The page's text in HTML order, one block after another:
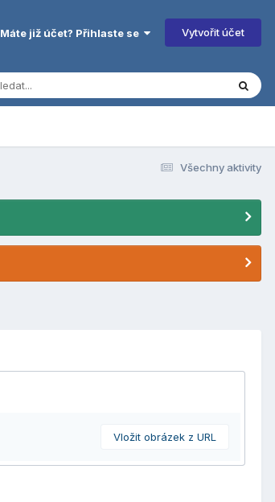
Máte již účet? Přihlaste se Vytvořit účet
Všechny aktivity
Vložit obrázek z URL